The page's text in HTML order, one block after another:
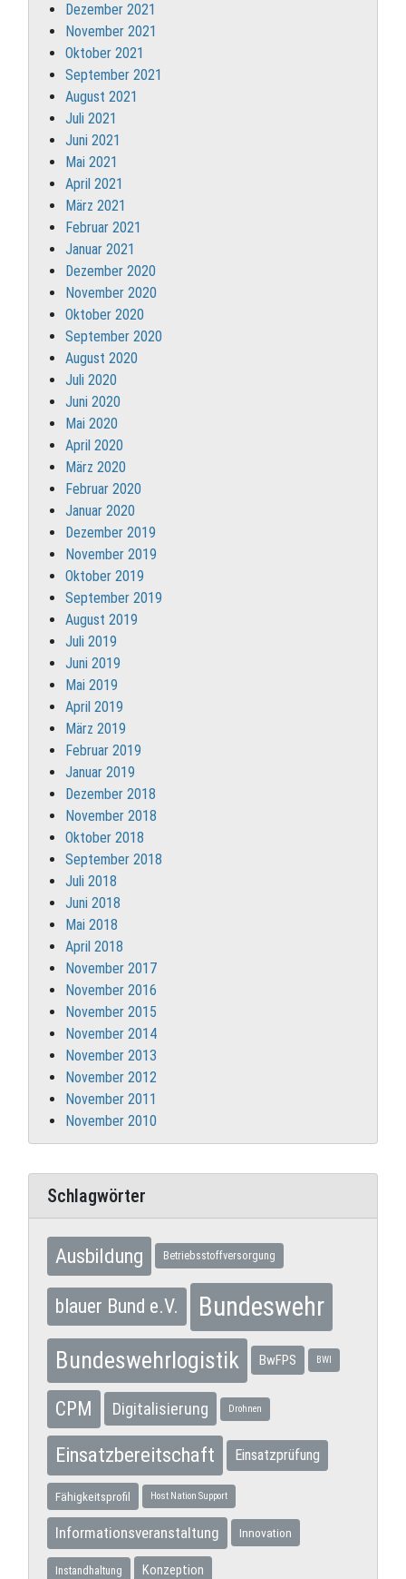
Dezember 2021
November 2021
Oktober 2021
September 2021
August 2021
Juli 2021
Juni 2021
Mai 2021
April 2021
März 2021
Februar 2021
Januar 2021
Dezember 2020
November 2020
Oktober 2020
September 2020
August 2020
Juli 2020
Juni 2020
Mai 2020
April 2020
März 2020
Februar 2020
Januar 2020
Dezember 2019
November 2019
Oktober 2019
September 2019
August 2019
Juli 2019
Juni 2019
Mai 2019
April 2019
März 2019
Februar 2019
Januar 2019
Dezember 2018
November 2018
Oktober 2018
September 2018
Juli 2018
Juni 2018
Mai 2018
April 2018
November 2017
November 2016
November 2015
November 2014
November 2013
November 2012
November 2011
November 2010
Schlagwörter
Ausbildung Betriebsstoffversorgung
blauer Bund e.V. Bundeswehr
Bundeswehrlogistik BwFPS BWI
CPM Digitalisierung Drohnen
Einsatzbereitschaft Einsatzprüfung
Fähigkeitsprofil Host Nation Support
Informationsveranstaltung Innovation
Instandhaltung Konzeption